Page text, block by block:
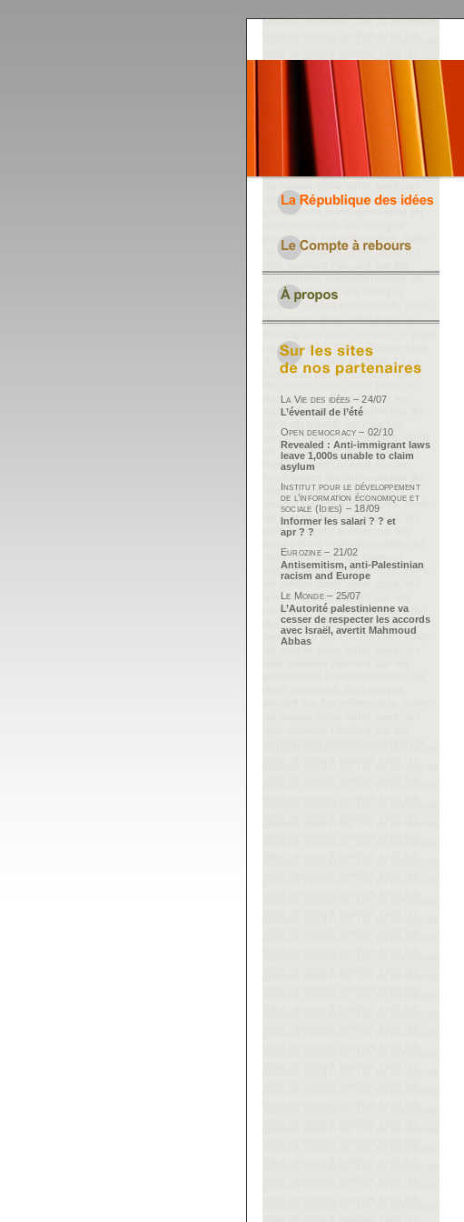
La Vie des idées – 24/07
L’éventail de l’été
Open democracy – 02/10
Revealed : Anti-immigrant laws
leave 1,000s unable to claim
asylum
Institut pour le développement
de l’information économique et
sociale (Idies) – 18/09
Informer les salari ? ? et
apr ? ?
Eurozine – 21/02
Antisemitism, anti-Palestinian
racism and Europe
Le Monde – 25/07
L’Autorité palestinienne va
cesser de respecter les accords
avec Israël, avertit Mahmoud
Abbas